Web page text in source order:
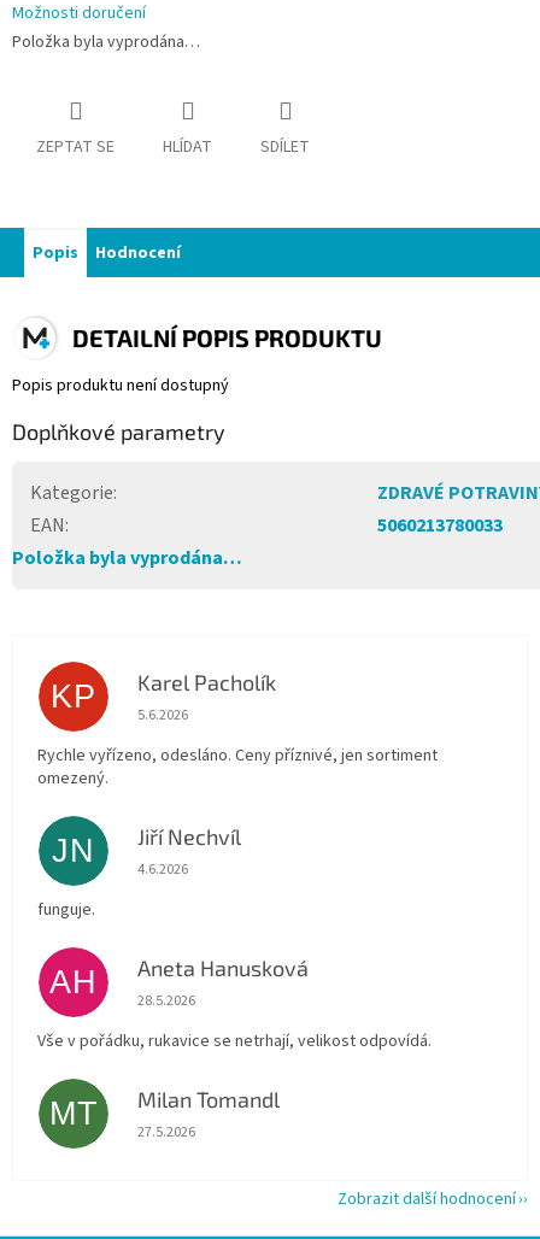
Možnosti doručení
Položka byla vyprodána…
ZEPTAT SE HLÍDAT SDÍLET
Popis Hodnocení
DETAILNÍ POPIS PRODUKTU
Popis produktu není dostupný
Doplňkové parametry
Kategorie:
ZDRAVÉ
EAN:
5060213780033
Položka byla vyprodána…
KP Karel Pacholík
Hodnocení obchodu je 4 z 5 hvězdiček.
5.6.2026
Rychle vyřízeno, odesláno. Ceny příznivé, jen sortiment
omezený.
JN Jiří Nechvíl
Hodnocení obchodu je 5 z 5 hvězdiček.
4.6.2026
funguje.
AH Aneta Hanusková
Hodnocení obchodu je 5 z 5 hvězdiček.
28.5.2026
Vše v pořádku, rukavice se netrhají, velikost odpovídá.
MT Milan Tomandl
Hodnocení obchodu je 5 z 5 hvězdiček.
27.5.2026
Zobrazit další hodnocení